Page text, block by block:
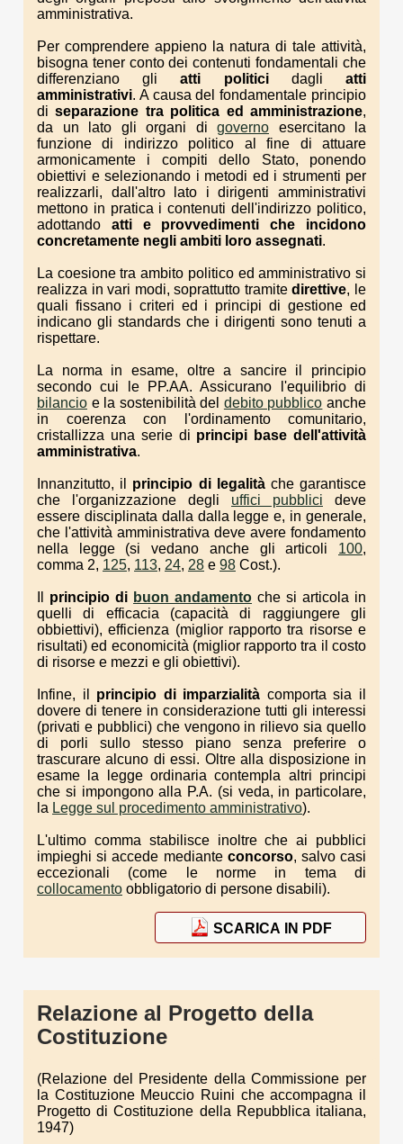
amministrativa.
Per comprendere appieno la natura di tale attività,
bisogna tener conto dei contenuti fondamentali che
differenziano gliatti politici dagliatti
amministrativi. A causa del fondamentale principio
diseparazione tra politica ed amministrazione,
da un lato gli organi di governo esercitano la
funzione di indirizzo politico al fine di attuare
armonicamente i compiti dello Stato, ponendo
obiettivi e selezionando i metodi ed i strumenti per
realizzarli, dall'altro lato i dirigenti amministrativi
mettono in pratica i contenuti dell'indirizzo politico,
adottando atti e provvedimenti che incidono
concretamente negli ambiti loro assegnati.
La coesione tra ambito politico ed amministrativo si
realizza in vari modi, soprattutto tramitedirettive, le
quali fissano i criteri ed i principi di gestione ed
indicano gli standards che i dirigenti sono tenuti a
rispettare.
La norma in esame, oltre a sancire il principio
secondo cui le PP.AA. Assicurano l'equilibrio di
bilancio e la sostenibilità del debito pubblico anche
in coerenza con l'ordinamento comunitario,
cristallizza una serie di principi base dell'attività
amministrativa.
Innanzitutto, il principio di legalitàche garantisce
che l'organizzazione degli uffici pubblici deve
essere disciplinata dalla dalla legge e, in generale,
che l'attività amministrativa deve avere fondamento
nella legge (si vedano anche gli articoli 100,
comma 2, 125, 113, 24, 28 e 98 Cost.).
principio di buon andamento che si articola in
quelli di efficacia (capacità di raggiungere gli
obbiettivi), efficienza (miglior rapporto tra risorse e
risultati) ed economicità (miglior rapporto tra il costo
di risorse e mezzi e gli obiettivi).
Infine, il principio di imparzialità comporta sia il
dovere di tenere in considerazione tutti gli interessi
(privati e pubblici) che vengono in rilievo sia quello
di porli sullo stesso piano senza preferire o
trascurare alcuno di essi. Oltre alla disposizione in
esame la legge ordinaria contempla altri principi
che si impongono alla P.A. (si veda, in particolare,
la Legge sul procedimento amministrativo).
L'ultimo comma stabilisce inoltre che ai pubblici
impieghi si accede mediante concorso, salvo casi
eccezionali (come le norme in tema di
collocamento obbligatorio di persone disabili).
SCARICA IN PDF
Relazione al Progetto della
Costituzione
(Relazione del Presidente della Commissione per
la Costituzione Meuccio Ruini che accompagna il
Progetto di Costituzione della Repubblica italiana,
1947)